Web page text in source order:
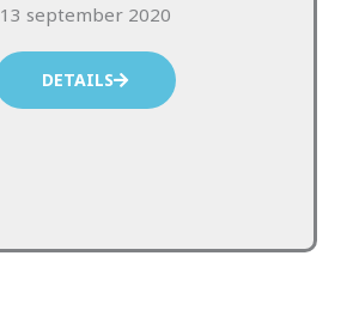
13 september 2020
DETAILS